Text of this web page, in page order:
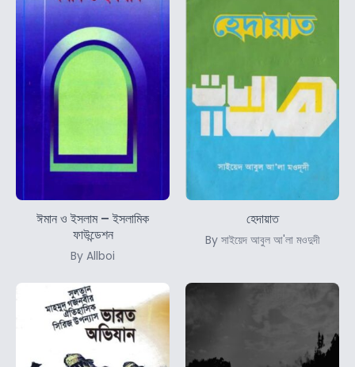
ঈমান ও ইসলাম – ইসলামিক
ফাউন্ডেশন
By Allboi
হেদায়াত
By সাইয়েদ আবুল আ'লা মওদুদী